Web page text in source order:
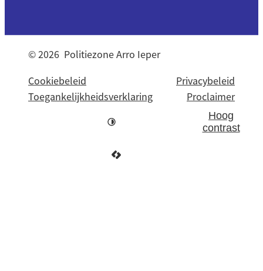
© 2026 Politiezone Arro Ieper
Cookiebeleid
Privacybeleid
Toegankelijkheidsverklaring
Proclaimer
Hoog
contrast